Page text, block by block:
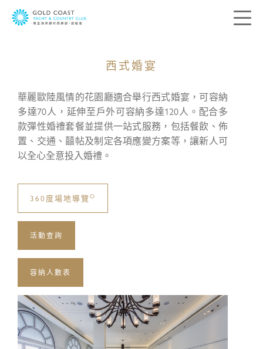
西式婚宴
華麗歐陸風情的花園廳適合舉行西式婚宴，可容納
多達70人，延伸至戶外可容納多達120人。配合多
款彈性婚禮套餐並提供一站式服務，包括餐飲、佈
置、交通、囍帖及制定各項應變方案等，讓新人可
以全心全意投入婚禮。​
360度場地導覽O
活動查詢
容納人數表
聯絡我們
您的寶貴意見是帶領我們前進的方向。我
們希望了解您的所思所想，藉此送上最切
合您個人需要的服務。請在下列方格提供
您的意見及聯絡資料，我們會盡快與您聯
稱呼:
先生
名字: